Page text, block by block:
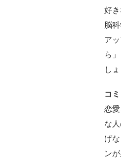
好
脳
ア
ら
しょ
コ
恋
な
げ
ン